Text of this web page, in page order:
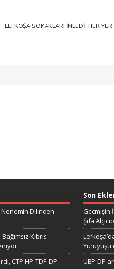
LEFKOŞA SOKAKLARI İNLEDİ: HER
Dilinden –
Kıbrıs
CTP-HP-TDP-DP
Son
Geçmişin
Şifa
Yürüyüşü
UBP-DP